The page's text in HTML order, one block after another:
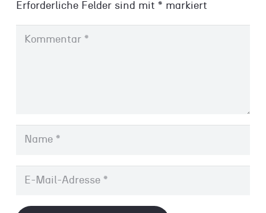
Erforderliche Felder sind mit * markiert